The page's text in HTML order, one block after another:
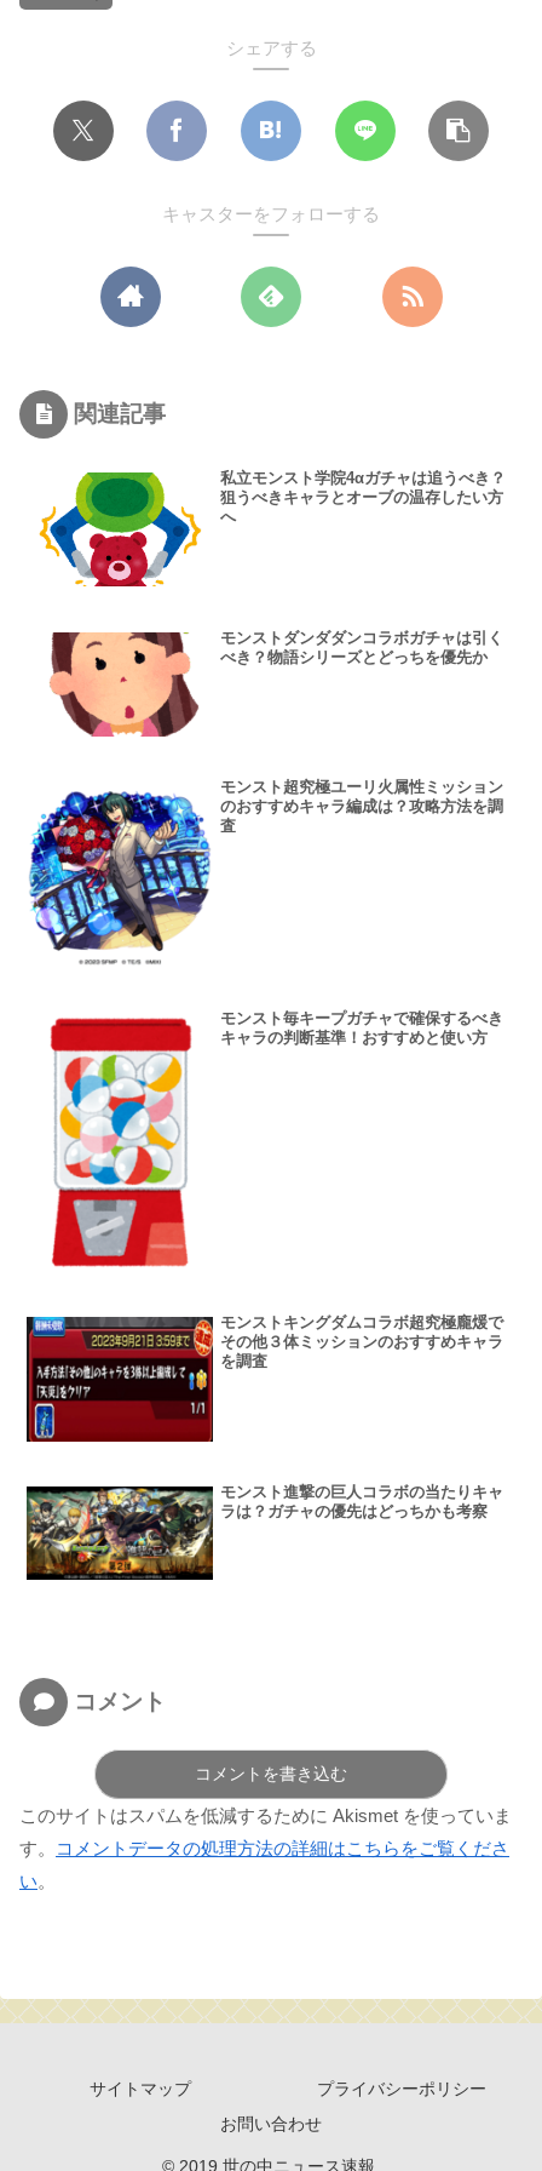
シェアする
キャスターをフォローする
関連記事
私立モンスト学院4αガチャは追うべき？
狙うべきキャラとオーブの温存したい方
へ
モンストダンダダンコラボガチャは引く
べき？物語シリーズとどっちを優先か
モンスト超究極ユーリ火属性ミッション
のおすすめキャラ編成は？攻略方法を調
査
モンスト毎キープガチャで確保するべき
キャラの判断基準！おすすめと使い方
モンストキングダムコラボ超究極龐煖で
その他３体ミッションのおすすめキャラ
を調査
モンスト進撃の巨人コラボの当たりキャ
ラは？ガチャの優先はどっちかも考察
コメント
コメントを書き込む
このサイトはスパムを低減するために Akismet を使っていま
す。
コメントデータの処理方法の詳細はこちらをご覧くださ
い。
サイトマップ
プライバシーポリシー
お問い合わせ
© 2019 世の中ニュース速報.